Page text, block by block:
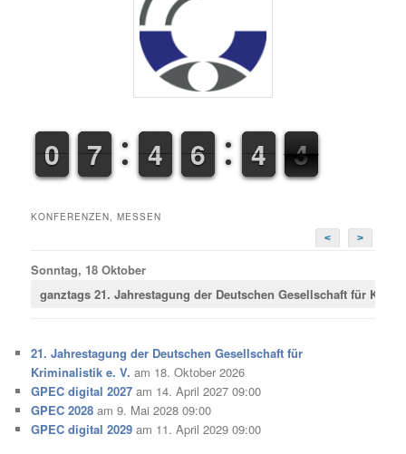
9
9
0
0 6
6
7
7 3
3
4
4 5
5
6
6 3
4
4 4
4
5
KONFERENZEN, MESSEN
<
>
Sonntag, 18 Oktober
ganztags21. Jahrestagung der Deutschen Gesellschaft für
21. Jahrestagung der Deutschen Gesellschaft für
Kriminalistik e. V. am 18. Oktober 2026
GPEC digital 2027 am 14. April 2027 09:00
GPEC 2028 am 9. Mai 2028 09:00
GPEC digital 2029 am 11. April 2029 09:00